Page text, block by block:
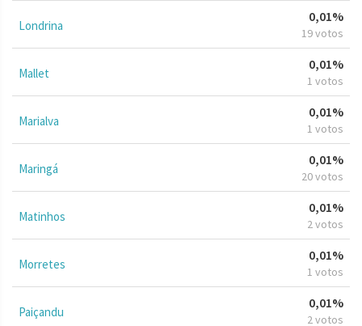
Londrina
0,01%
19 votos
Mallet
0,01%
1 votos
Marialva
0,01%
1 votos
Maringá
0,01%
20 votos
Matinhos
0,01%
2 votos
Morretes
0,01%
1 votos
Paiçandu
0,01%
2 votos